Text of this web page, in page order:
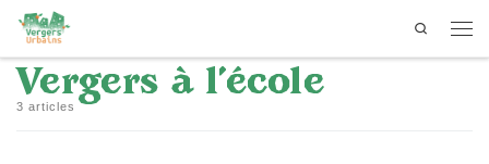
Passer au contenu
Search
Vergers à l’école
3 articles